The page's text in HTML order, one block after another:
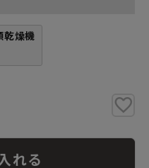
乾燥機
れる